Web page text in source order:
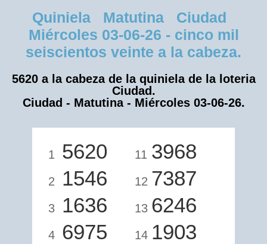
Quiniela Matutina Ciudad
Miércoles 03-06-26 - cinco mil
seiscientos veinte a la cabeza.
5620 a la cabeza de la quiniela de la loteria
Ciudad.
Ciudad - Matutina - Miércoles 03-06-26.
1 5620
2 1546
3 1636
4 6975
11 3968
12 7387
13 6246
14 1903